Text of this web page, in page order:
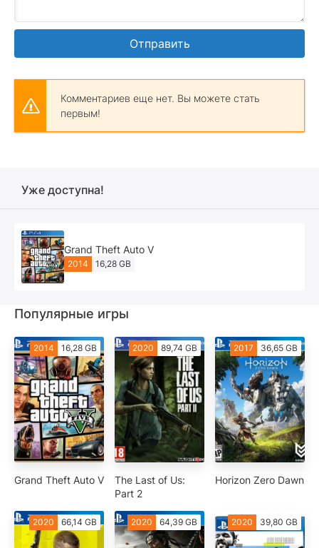
Отправить
Комментариев еще нет. Вы можете стать
первым!
Уже доступна!
Grand Theft Auto V
2014 16,28 GB
Популярные игры
2014 16,28 GB
Grand Theft Auto V
2020 89,74 GB
The Last of Us:
Part 2
2017 36,65 GB
Horizon Zero Dawn
2020 66,14 GB 2020 64,39 GB 2020 39,80 GB